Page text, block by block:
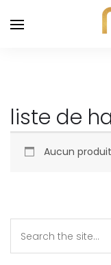
liste de
Aucun